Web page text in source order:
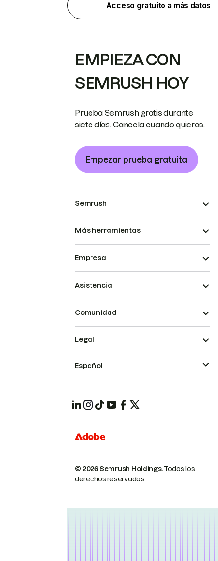
Acceso gratuito a más datos
EMPIEZA CON
SEMRUSH HOY
Prueba Semrush gratis durante
siete días. Cancela cuando quieras.
Empezar prueba gratuita
Semrush
Más herramientas
Empresa
Asistencia
Comunidad
© 2026 Semrush Holdings.Todos los
derechos reservados.
Legal
Español